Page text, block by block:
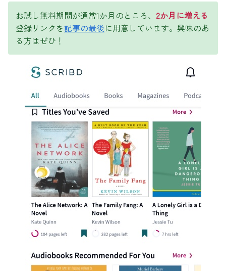
お試し無料期間が通常1か月のところ、 2か月に増える
登録リンクを記事の最後に用意しています。興味のあ
る方はぜひ！